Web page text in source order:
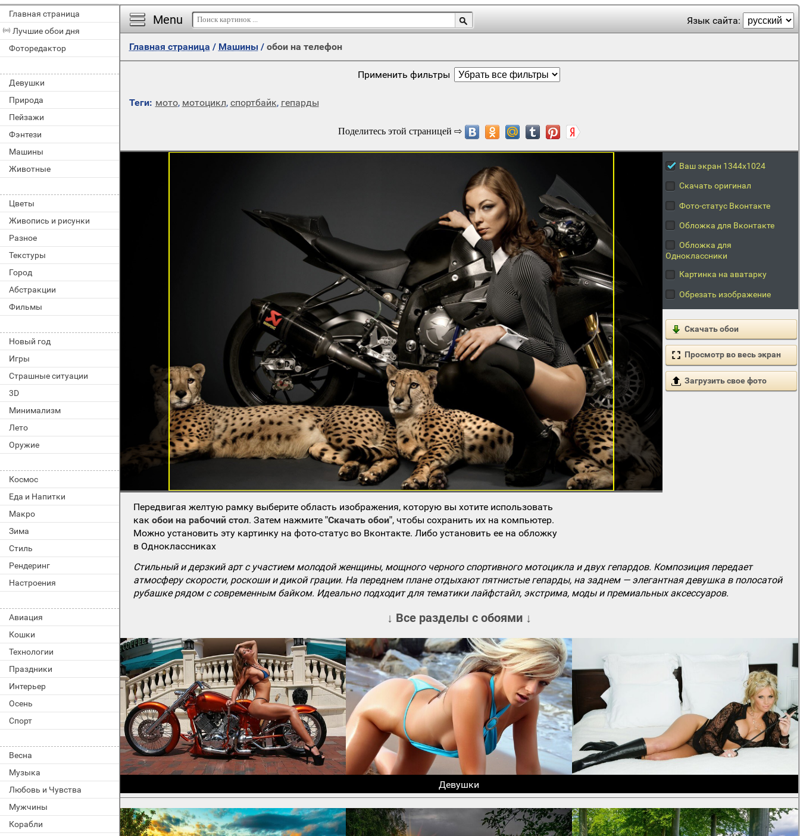
Главная страница
Лучшие обои дня
Фоторедактор
Девушки
Природа
Пейзажи
Фэнтези
Машины
Животные
Цветы
Живопись и рисунки
Разное
Текстуры
Город
Абстракции
Фильмы
Новый год
Игры
Страшные ситуации
3D
Минимализм
Лето
Оружие
Космос
Еда и Напитки
Макро
Зима
Стиль
Рендеринг
Настроения
Авиация
Кошки
Технологии
Праздники
Интерьер
Осень
Спорт
Весна
Музыка
Любовь и Чувства
Мужчины
Корабли
Menu Язык сайта:
Главная страница / Машины/ обои на телефон
Применить фильтры
Теги: мото, мотоцикл, спортбайк, гепарды
Ваш экран 1344x1024
Скачать оригинал
Фото-статус Вконтакте
Обложка для Вконтакте
Обложка для
Одноклассники
Картинка на аватарку
Обрезать изображение
Скачать обои
Просмотр во весь экран
Загрузить свое фото
Передвигая желтую рамку выберите область изображения, которую вы хотите использовать
какобои на рабочий стол. Затем нажмите"Скачать обои", чтобы сохранить их на компьютер.
Можно установить эту картинку на фото-статус во Вконтакте. Либо установить ее на обложку
в Одноклассниках
Стильный и дерзкий арт с участием молодой женщины, мощного черного спортивного мотоцикла и двух гепардов. Композиция передает
атмосферу скорости, роскоши и дикой грации. На переднем плане отдыхают пятнистые гепарды, на заднем — элегантная девушка в полосатой
рубашке рядом с современным байком. Идеально подходит для тематики лайфстайл, экстрима, моды и премиальных аксессуаров.
↓ Все разделы с обоями ↓
Девушки